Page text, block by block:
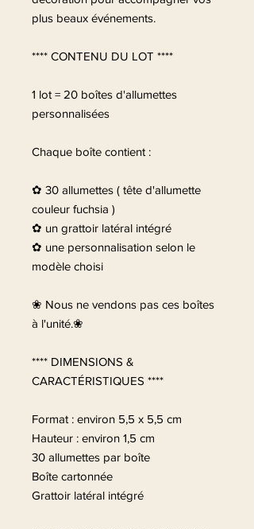
plus beaux événements.
**** CONTENU DU LOT ****
1 lot = 20 boîtes d'allumettes
personnalisées
Chaque boîte contient :
✿ 30 allumettes ( tête d'allumette
couleur fuchsia )
✿ un grattoir latéral intégré
✿ une personnalisation selon le
modèle choisi
❀ Nous ne vendons pas ces boîtes
à l'unité.❀
**** DIMENSIONS &
CARACTÉRISTIQUES ****
Format : environ 5,5 x 5,5 cm
Hauteur : environ 1,5 cm
30 allumettes par boîte
Boîte cartonnée
Grattoir latéral intégré